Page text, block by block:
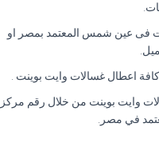
فى عين شمس المعتمد بمصر او
اعطال غسالات وايت بوينت .
وايت بوينت من خلال رقم مركز
في مصر.